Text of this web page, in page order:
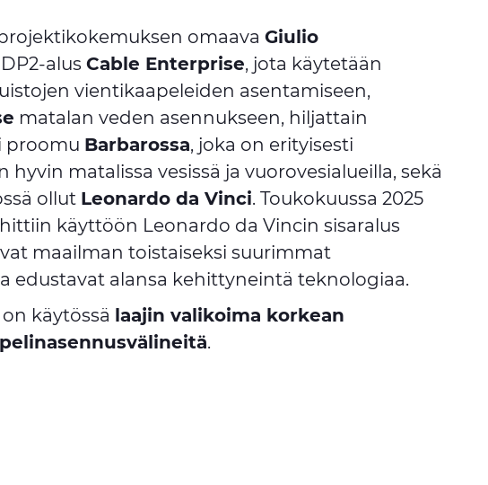
omaavaGiulio
alusCable Enterprise, jota käytetään
vientikaapeleiden asentamiseen,
matalan veden asennukseen, hiljattain
proomu Barbarossa, joka on erityisesti
matalissa vesissä ja vuorovesialueilla, sekä
ollut Leonardo da Vinci. Toukokuussa 2025
käyttöön Leonardo da Vincin sisaralus
maailman toistaiseksi suurimmat
edustavat alansa kehittyneintä teknologiaa.
käytössä laajin valikoima korkean
.